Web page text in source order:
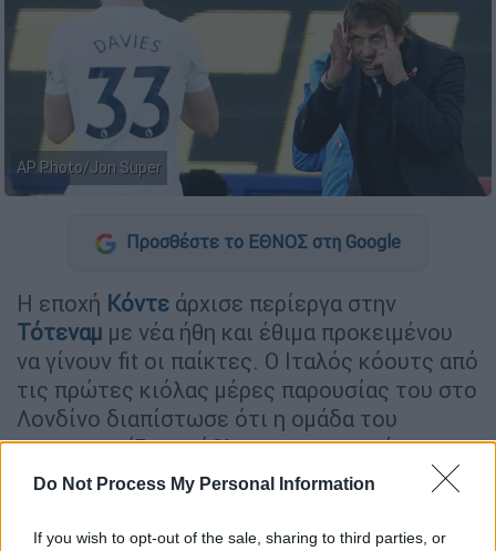
Do Not Process My Personal Information
If you wish to opt-out of the sale, sharing to third parties, or
AP Photo/Jon Super
Προσθέστε το ΕΘΝΟΣ στη Google
Η εποχή Κόντε άρχισε περίεργα στην
Τότεναμ με νέα ήθη και έθιμα προκειμένου
να γίνουν fit οι παίκτες. Ο Ιταλός κόουτς από
τις πρώτες κιόλας μέρες παρουσίας του στο
Λονδίνο διαπίστωσε ότι η ομάδα του
αντιμετωπίζει πρόβλημα στη φυσική
κατάσταση αλλά κι ότι αρκετοί παίκτες
λίπους.